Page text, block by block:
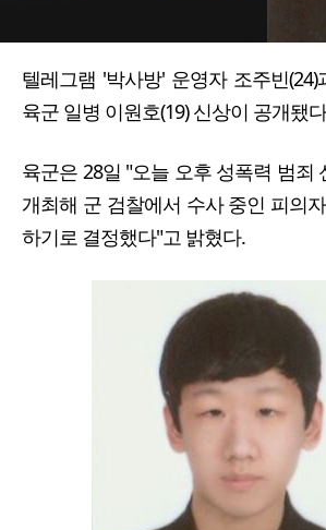
텔레그램 '박사방' 운영자 조주빈
육군 일병 이원호(19) 신상이 공개됐
육군은 28일 "오늘 오후 성폭력 범죄
개최해 군 검찰에서 수사 중인 피의
하기로 결정했다"고 밝혔다.